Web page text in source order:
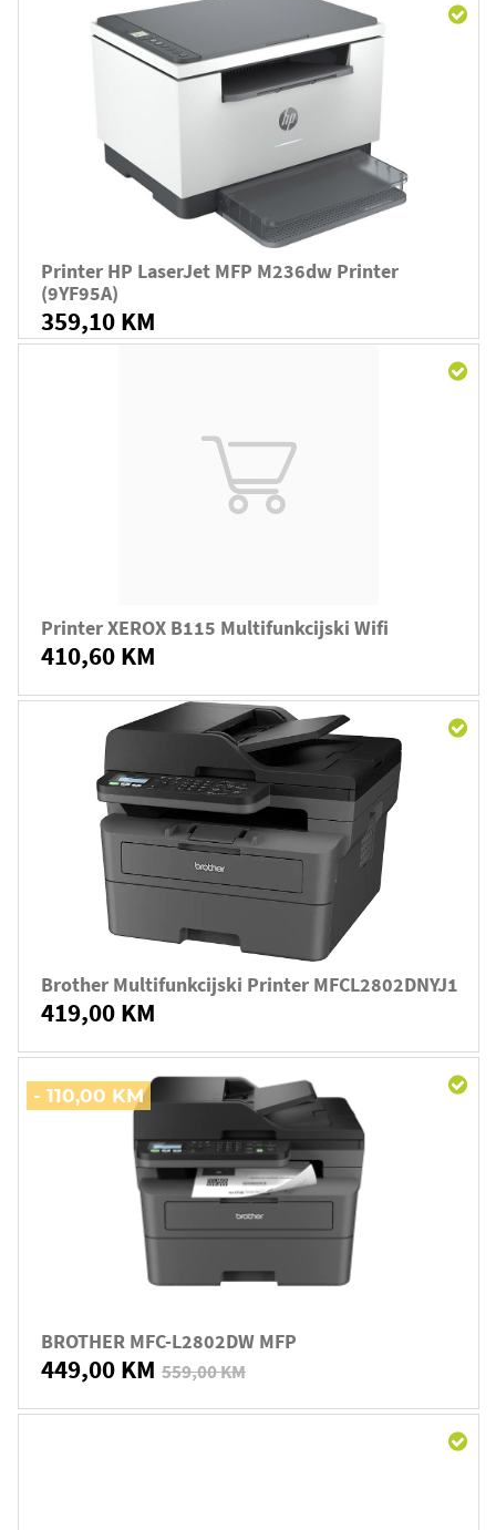
Printer HP LaserJet MFP M236dw Printer
(9YF95A)
359,10 KM
Printer XEROX B115 Multifunkcijski Wifi
410,60 KM
Brother Multifunkcijski Printer MFCL2802DNYJ1
419,00 KM
- 110,00 KM
BROTHER MFC-L2802DW MFP
449,00 KM 559,00 KM